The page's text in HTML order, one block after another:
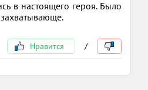
в настоящего героя. Было
захватывающе.
Нравится /